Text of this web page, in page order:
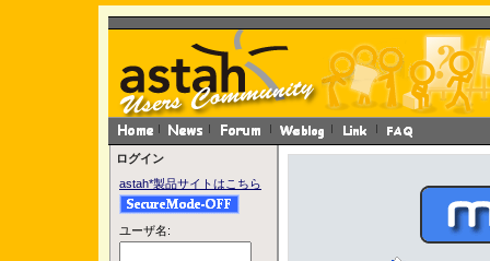
ログイン
astah*製品サイトはこちら
ユーザ名: